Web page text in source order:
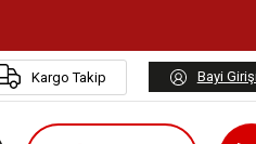
Kargo Takip Bayi